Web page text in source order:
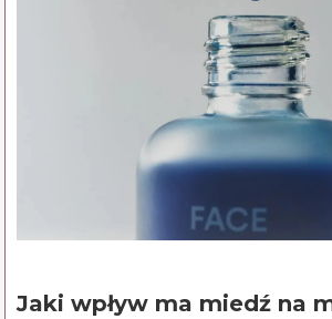
Jaki wpływ ma miedź na